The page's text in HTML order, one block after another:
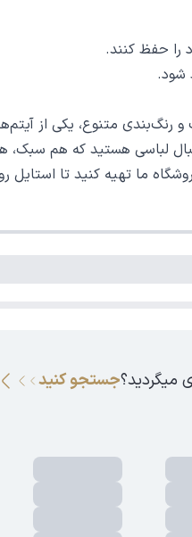
را حفظ کنند.
شود.
و رنگ‌بندی متنوع، یکی از
لباسی هستید که هم
ما تهیه کنید تا
میگردید؟جستجو کنید